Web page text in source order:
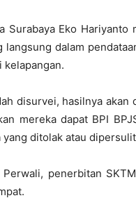
Surabaya Eko
langsung dalam
kelapangan.
disurvei, hasilnya
mereka dapat BPI
ditolak atau
Perwali, penerbitan